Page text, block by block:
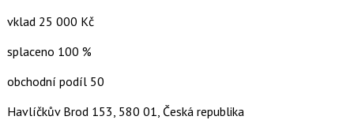
vklad 25 000 Kč
splaceno 100 %
obchodní podíl 50
Havlíčkův Brod 153, 580 01, Česká republika